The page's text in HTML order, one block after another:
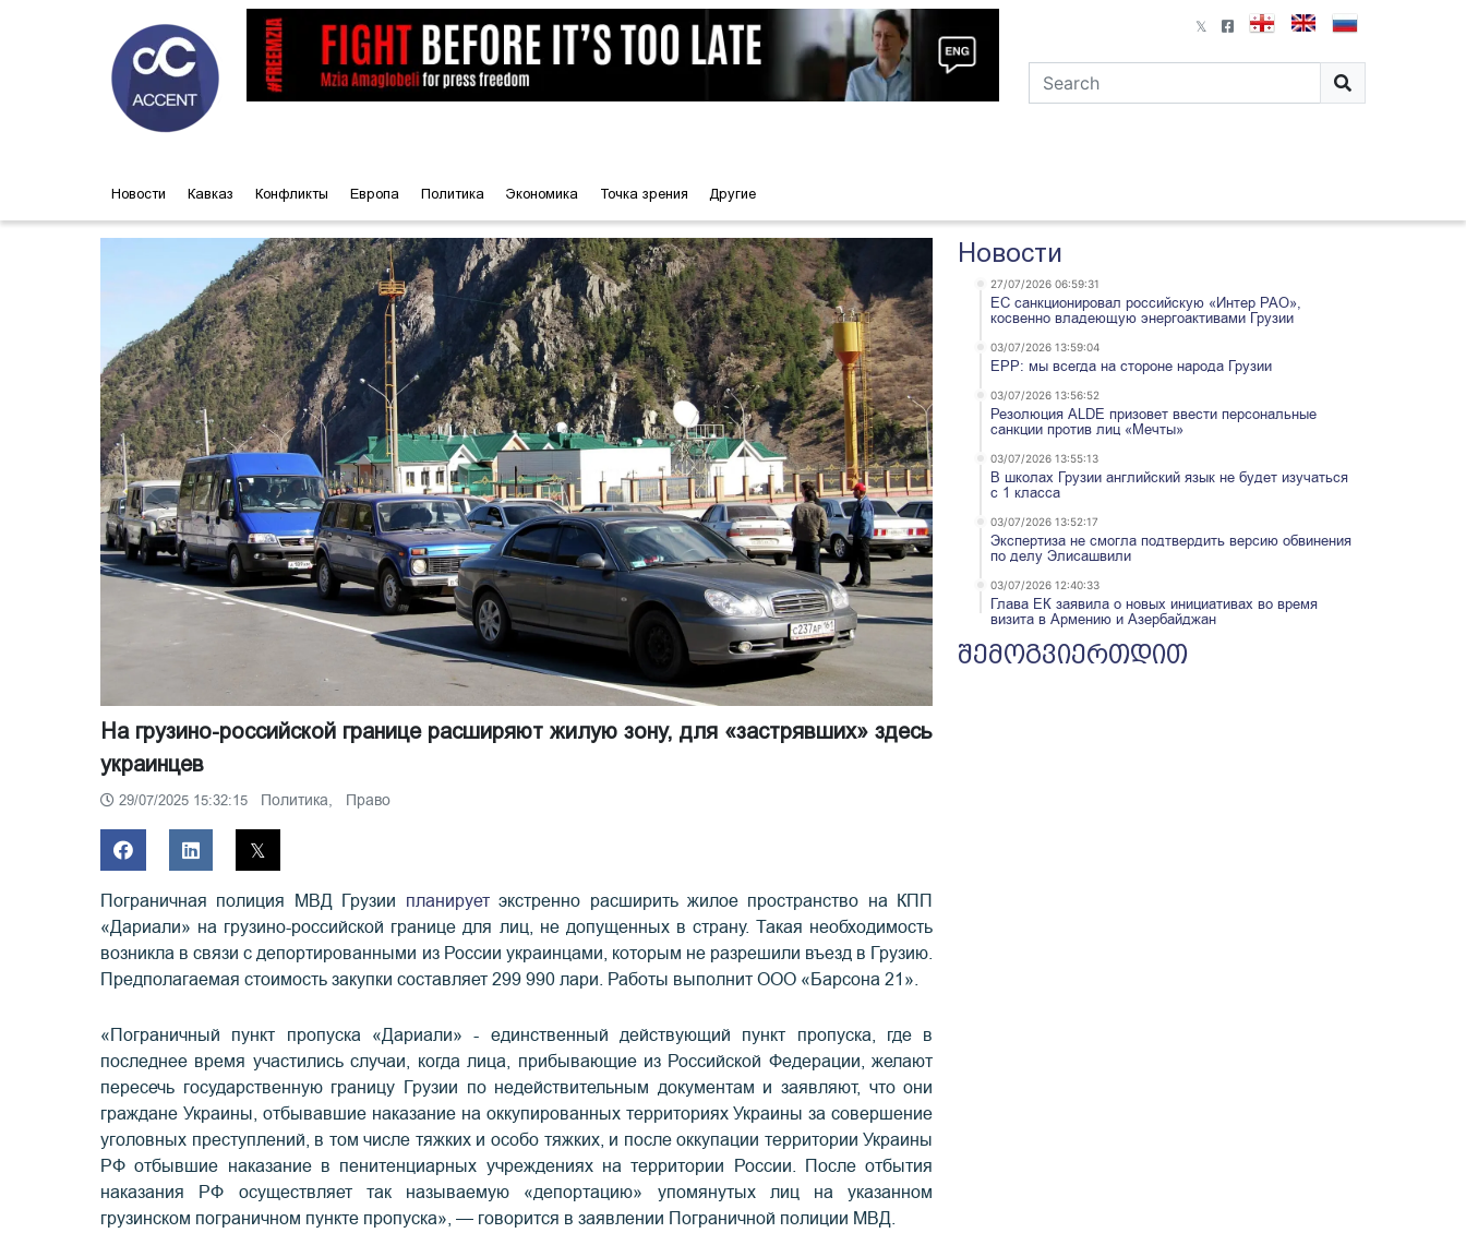
Новости Кавказ Конфликты Европа Политика Экономика Точка зрения Другие
На грузино-российской границе расширяют жилую зону, для «застрявших» здесь
украинцев
29/07/2025 15:32:15 Политика, Право
Пограничная полиция МВД Грузии планируетэкстренно расширить жилое пространство на КПП
«Дариали» на грузино-российской границе для лиц, не допущенных в страну. Такая необходимость
возникла в связи с депортированными из России украинцами, которым не разрешили въезд в Грузию.
Предполагаемая стоимость закупки составляет 299 990 лари. Работы выполнит ООО «Барсона 21».
«Пограничный пункт пропуска «Дариали» - единственный действующий пункт пропуска, где в
последнее время участились случаи, когда лица, прибывающие из Российской Федерации, желают
пересечь государственную границу Грузии по недействительным документам и заявляют, что они
граждане Украины, отбывавшие наказание на оккупированных территориях Украины за совершение
уголовных преступлений, в том числе тяжких и особо тяжких, и после оккупации территории Украины
РФ отбывшие наказание в пенитенциарных учреждениях на территории России. После отбытия
наказания РФ осуществляет так называемую «депортацию» упомянутых лиц на указанном
грузинском пограничном пункте пропуска», — говорится в заявлении Пограничной полиции МВД.
Новости
27/07/2026 06:59:31
ЕС санкционировал российскую «Интер РАО»,
косвенно владеющую энергоактивами Грузии
03/07/2026 13:59:04
EPP: мы всегда на стороне народа Грузии
03/07/2026 13:56:52
Резолюция ALDE призовет ввести персональные
санкции против лиц «Мечты»
03/07/2026 13:55:13
В школах Грузии английский язык не будет изучаться
с 1 класса
03/07/2026 13:52:17
Экспертиза не смогла подтвердить версию обвинения
по делу Элисашвили
03/07/2026 12:40:33
Глава ЕК заявила о новых инициативах во время
визита в Армению и Азербайджан
შემოგვიერთდით